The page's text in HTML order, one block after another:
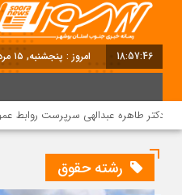
18:57:47 امروز : پنجشنبه, ۱۵ مرداد , ۱۴۰۵
دکتر طاهره عبدالهی سرپرست روابط
رشته حقوق